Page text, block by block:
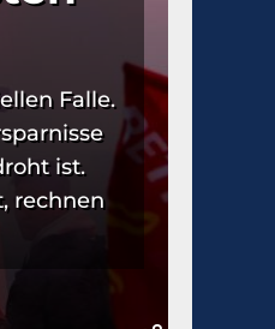
Falle.
ist.
rechnen